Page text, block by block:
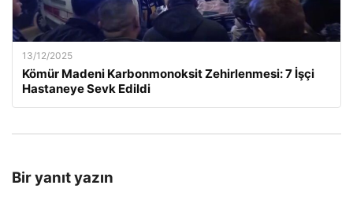
13/12/2025
Kömür Madeni Karbonmonoksit Zehirlenmesi: 7 İşçi
Hastaneye Sevk Edildi
Bir yanıt yazın